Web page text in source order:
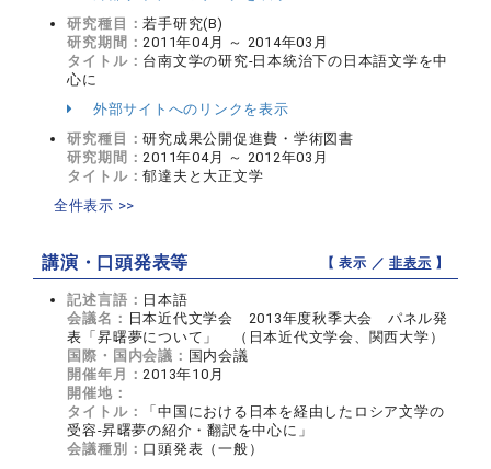
研究種目：若手研究(B)
研究期間：2011年04月 ～ 2014年03月
タイトル： 台南文学の研究‐日本統治下の日本語文学を中
心に
外部サイトへのリンクを表示
研究種目：研究成果公開促進費・学術図書
研究期間：2011年04月 ～ 2012年03月
タイトル：郁達夫と大正文学
全件表示 >>
講演・口頭発表等 【 表示 ／非表示 】
記述言語： 日本語
会議名： 日本近代文学会 2013年度秋季大会 パネル発
表「昇曙夢について」 （日本近代文学会、関西大学）
国際・国内会議： 国内会議
開催年月：2013年10月
開催地：
タイトル：
「中国における日本を経由したロシア文学の
受容‐昇曙夢の紹介・翻訳を中心に」
会議種別： 口頭発表（一般）